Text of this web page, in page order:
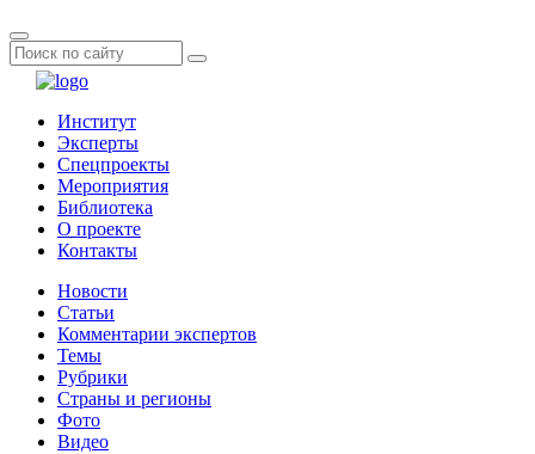
Институт
Эксперты
Спецпроекты
Мероприятия
Библиотека
О проекте
Контакты
Новости
Статьи
Комментарии экспертов
Темы
Рубрики
Страны и регионы
Фото
Видео